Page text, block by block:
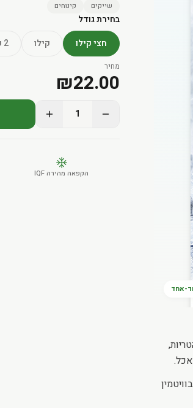
אחד
שייקים קינוחים
בחירת גודל
חצי קילו
קילו 2 קילו
מחיר
₪22.00
1
הקפאה מהירה IQF